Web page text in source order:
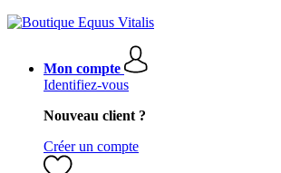
Mon compte
Identifiez-vous
Nouveau client ?
Créer un compte